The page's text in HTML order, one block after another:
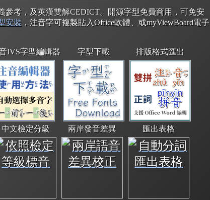
參考，及英漢雙解CEDICT。開源字型免費商用，可免安
安裝 ，注音字可複製貼入Office軟體、或myViewBoard電子
IVS字型編輯器 字型下載 排版格式匯出
中文檢定分級 兩岸發音差異 匯出表格